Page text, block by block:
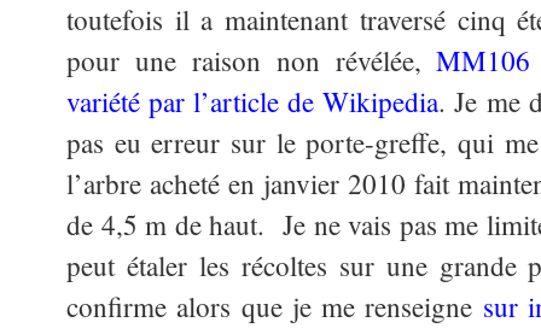
toutefois il a maintenant traversé cinq
pour une raison non révélée,MM106
variété par l’article de Wikipedia. Je me
pas eu erreur sur le porte-greffe, qui
l’arbre acheté en janvier 2010 fait
de 4,5 m de haut. Je ne vais pas me
peut étaler les récoltes sur une grande
confirme alors que je me renseigne sur